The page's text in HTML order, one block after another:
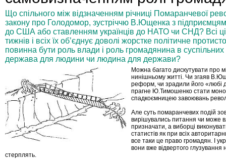
Що спільного між відзначенням річниці Помаранчевої
закону про Голодомор, зустріччю В.Ющенка з
до США або ставленням українців до НАТО чи СНД? Всі
тижнів і всіх їх об’єднує доволі жорстке політичне
повинна бути роль влади і роль громадянина в суспільних
держава для людини чи людина для держави?
Можна багато дискутувати про
нинішньому житті. Чи згаяв
реформ, чи зрадили його «любі
прагне Ю.Тимошенко стати
спадкоємницею завоювань
Але суть помаранчевих подій
вирішувались питання чи може
призначати, а виборці
статистів як при всіх
все таки це право громадян. І
вони вже відвертого
стерплять.